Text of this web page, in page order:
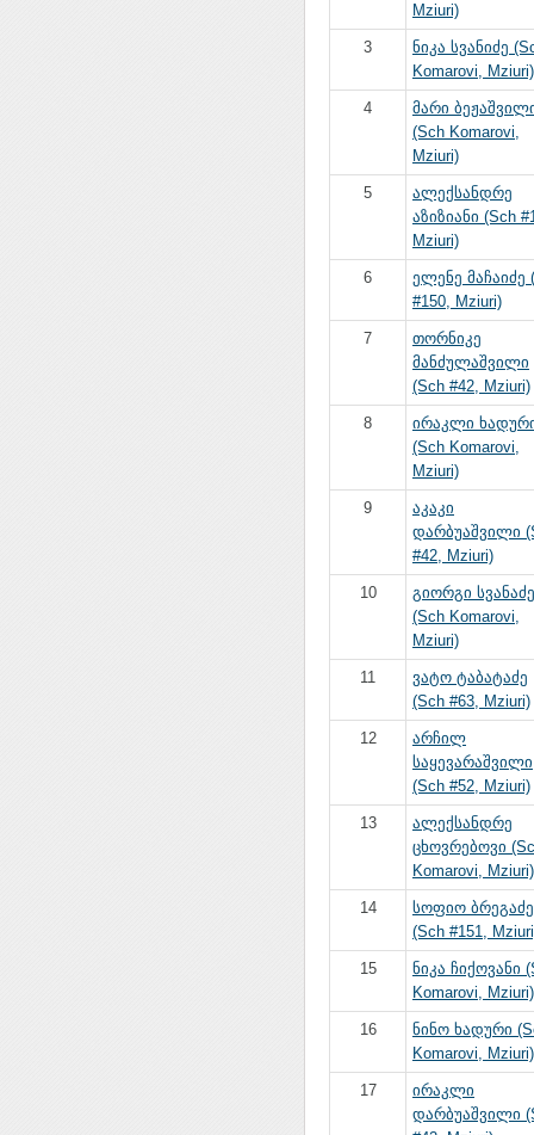
Mziuri)
3
ნიკა სვანიძე
Komarovi, Mziuri)
4
მარი
(Sch Komarovi,
Mziuri)
5
ალექსანდრე
აზიზიანი (Sch
Mziuri)
6
ელენე მაჩაიძე
#150, Mziuri)
7
თორნიკე
მანძულაშვილი
(Sch #42, Mziuri)
8
ირაკლი
(Sch Komarovi,
Mziuri)
9
აკაკი
დარბუაშვილი
#42, Mziuri)
10
გიორგი სვანაძე
(Sch Komarovi,
Mziuri)
11
ვატო ტაბატაძე
(Sch #63, Mziuri)
12
არჩილ
საყევარაშვილი
(Sch #52, Mziuri)
13
ალექსანდრე
ცხოვრებოვი
Komarovi, Mziuri)
14
სოფიო ბრეგაძე
(Sch #151,
15
ნიკა ჩიქოვანი
Komarovi, Mziuri)
16
ნინო ხადური
Komarovi, Mziuri)
17
ირაკლი
დარბუაშვილი